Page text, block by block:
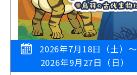
2026年7月18日（土）～
2026年9月27日（日）